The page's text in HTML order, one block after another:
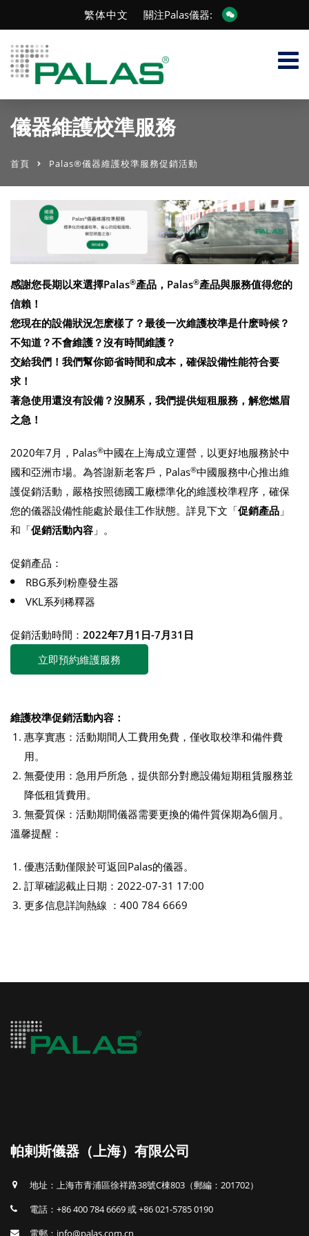
繁体中文 關注Palas儀器:
儀器維護校準服務
首頁 Palas®儀器維護校準服務促銷活動
感謝您長期以來選擇Palas®產品，Palas®產品與服務值得您的
信賴！
您現在的設備狀況怎麽樣了？最後一次維護校準是什麽時候？
不知道？不會維護？沒有時間維護？
交給我們！我們幫你節省時間和成本，確保設備性能符合要
求！
著急使用還沒有設備？沒關系，我們提供短租服務，解您燃眉
之急！
2020年7月，Palas®中國在上海成立運營，以更好地服務於中
國和亞洲市場。為答謝新老客戶，Palas®中國服務中心推出維
護促銷活動，嚴格按照德國工廠標準化的維護校準程序，確保
您的儀器設備性能處於最佳工作狀態。詳見下文「促銷產品 」
和「促銷活動內容 」。
促銷產品：
RBG系列粉塵發生器
VKL系列稀釋器
促銷活動時間： 2022年7月1日-7月31日
立即預約維護服務
維護校準促銷活動內容：
惠享實惠：活動期間人工費用免費，僅收取校準和備件費
用。
無憂使用：急用戶所急，提供部分對應設備短期租賃服務並
降低租賃費用。
無憂質保：活動期間儀器需要更換的備件質保期為6個月。
溫馨提醒：
優惠活動僅限於可返回Palas的儀器。
訂單確認截止日期：2022-07-31 17:00
更多信息詳詢熱線 ：400 784 6669
帕剌斯儀器（上海）有限公司
地址：上海市青浦區徐祥路38號C棟803（郵編：201702）
電話：+86 400 784 6669 或 +86 021-5785 0190
電郵：info@palas.com.cn